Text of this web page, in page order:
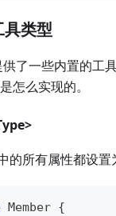
具类型
了一些内置的工
怎么实现的。
>
的所有属性都设置
Member {